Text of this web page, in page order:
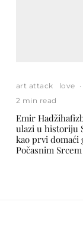
art attack love ·
2 min read
Emir
ulazi u historiju
kao prvi domaći
Počasnim